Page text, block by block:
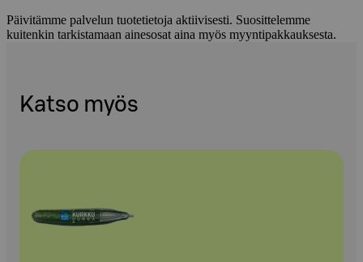
Päivitämme palvelun tuotetietoja aktiivisesti. Suosittelemme
kuitenkin tarkistamaan ainesosat aina myös myyntipakkauksesta.
Katso myös